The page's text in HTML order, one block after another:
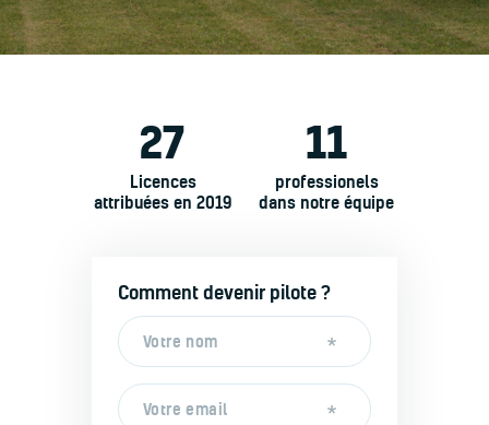
Contacts
27
Licences
attribuées en 2019
11
professionels
dans notre équipe
Comment devenir pilote ?